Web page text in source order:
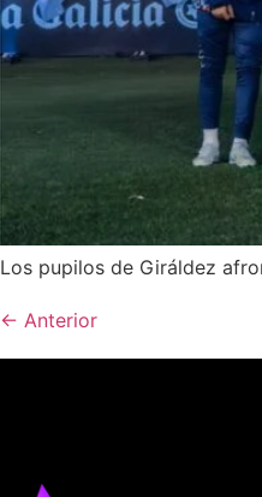
Los pupilos de Giráldez
← Anterior